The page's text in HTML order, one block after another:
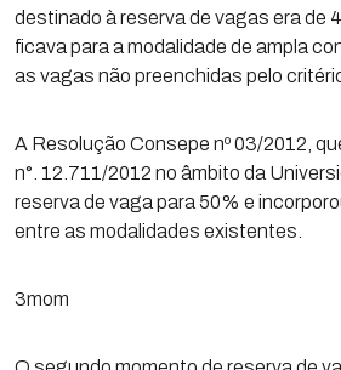
destinado à reserva de vagas era de
ficava para a modalidade de ampla
as vagas não preenchidas pelo
A Resolução Consepe nº 03/2012,
n°. 12.711/2012 no âmbito da
reserva de vaga para 50% e
entre as modalidades existentes.
3mom